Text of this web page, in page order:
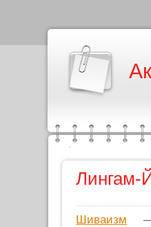
Лингам-
Шиваизм —